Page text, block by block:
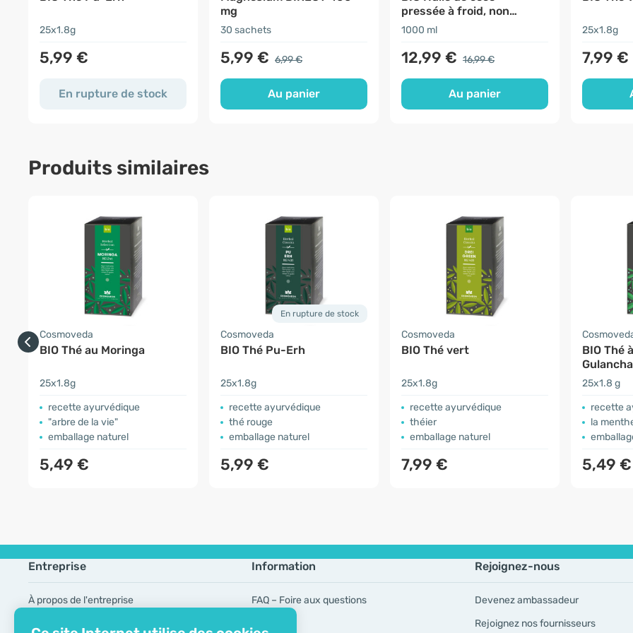
25x1.8g
5,99 €
En rupture de stock
mg
30 sachets
5,99 € 6,99 €
Au panier
pressée à froid, non
raffinée
1000 ml
12,99 € 16,99 €
Au panier
25x1.8g
7,99 €
Produits similaires
Cosmoveda
BIO Thé au Moringa
25x1.8g
recette ayurvédique
"arbre de la vie"
emballage naturel
5,49 €
En rupture de stock
Cosmoveda
BIO Thé Pu-Erh
25x1.8g
recette ayurvédique
thé rouge
emballage naturel
5,99 €
Cosmoveda
BIO Thé vert
25x1.8g
recette ayurvédique
théier
emballage naturel
7,99 €
BIO Thé
Gulancha
25x1.8 g
recette
la menthe
5,49 €
Entreprise
À propos de l'entreprise
Information
FAQ – Foire aux questions
Rejoignez-nous
Devenez ambassadeur
Rejoignez nos fournisseurs